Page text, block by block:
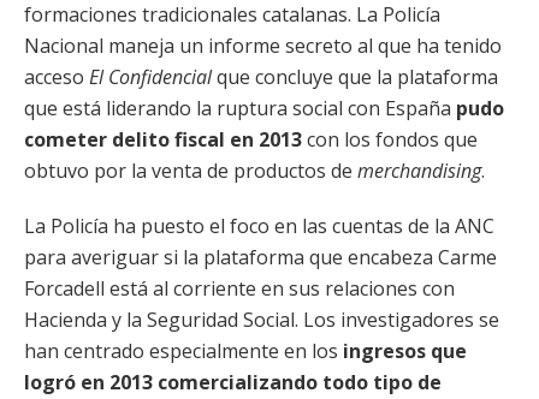
formaciones tradicionales catalanas. La Policía
Nacional maneja un informe secreto al que ha tenido
acceso El Confidencialque concluye que la plataforma
que está liderando la ruptura social con España pudo
cometer delito fiscal en 2013con los fondos que
obtuvo por la venta de productos de merchandising.
La Policía ha puesto el foco en las cuentas de la ANC
para averiguar si la plataforma que encabeza Carme
Forcadell está al corriente en sus relaciones con
Hacienda y la Seguridad Social. Los investigadores se
han centrado especialmente en los ingresos que
logró en 2013 comercializando todo tipo de